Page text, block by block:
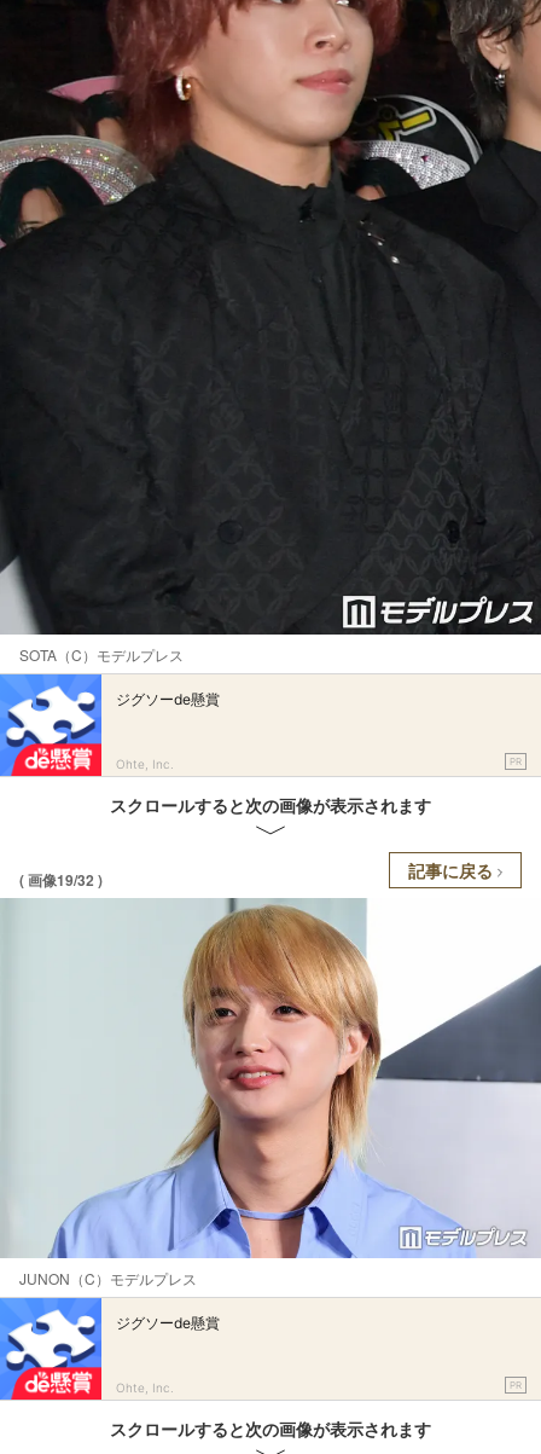
SOTA（C）モデルプレス
ジグソーde懸賞
Ohte, Inc. PR
スクロールすると次の画像が表示されます
( 画像19/32 ) 記事に戻る
JUNON（C）モデルプレス
ジグソーde懸賞
Ohte, Inc. PR
スクロールすると次の画像が表示されます